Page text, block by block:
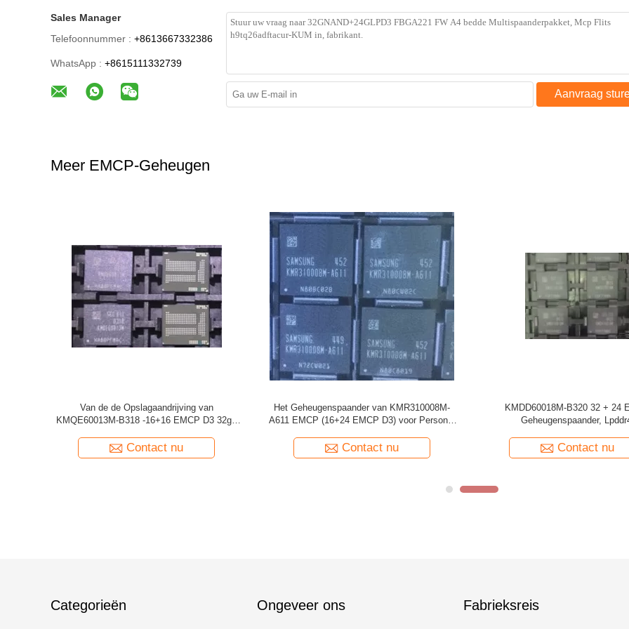
Sales Manager
Telefoonnummer : +8613667332386
WhatsApp : +8615111332739
Aanvraag
Meer EMCP-Geheugen
B419 (32+16
64gb van KMRC1000BM-B809 64 + 24 van
EMCP D3 1866mhz Lpddr3 de Opslag Lage
Contact nu
De Opslag van de het Geheugenspaander van
KMFN60012M-B214 EMCP (8+8 EMCP D3
Contact nu
De Opslag van de het
KMRV50014M-B809 128+32
Contact
Categorieën Ongeveer ons Fabrieksreis